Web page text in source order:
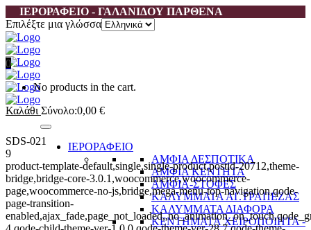
ΙΕΡΟΡΑΦΕΙΟ - ΓΑΛΑΝΙΔΟΥ ΠΑΡΘΕΝΑ
Επιλέξτε μια γλώσσα
0
No products in the cart.
Καλάθι Σύνολο:0,00 €
ΙΕΡΟΡΑΦΕΙΟ
ΑΜΦΙΑ ΔΕΣΠΟΤΙΚΑ
ΑΜΦΙΑ ΚΕΝΤΗΤΑ
ΑΜΦΙΑ-ΣΤΟΦΕΣ
ΚΑΛΥΜΜΑΤΑ ΑΓ.ΤΡΑΠΕΖΑΣ
ΚΑΛΥΜΜΑΤΑ ΔΙΑΦΟΡΑ
ΚΕΝΤΗΜΑΤΑ ΧΕΙΡΟΠΟΙΗΤΑ -
SDS-021
9
product-template-default,single,single-product,postid-20712,theme-
bridge,bridge-core-3.0.1,woocommerce,woocommerce-
page,woocommerce-no-js,bridge,mega-menu-top-navigation,qode-
page-transition-